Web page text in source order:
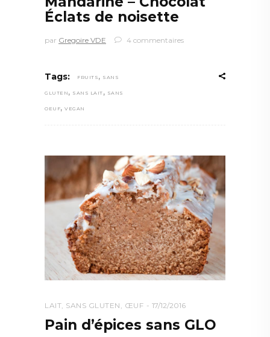
Éclats de noisette
par Gregoire VDE 4 commentaires
Tags: FRUITS , SANS
GLUTEN , SANS LAIT , SANS
OEUF, VEGAN
LAIT SANS GLUTEN ŒUF 17/12/2016
Pain d’épices sans GLO